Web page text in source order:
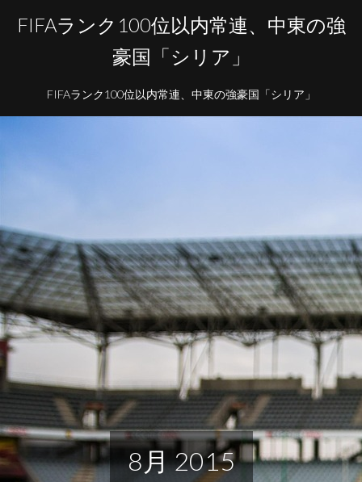
FIFAランク100位以内常連、中東の強
豪国「シリア」
FIFAランク100位以内常連、中東の強豪国「シリア」
8月 2015